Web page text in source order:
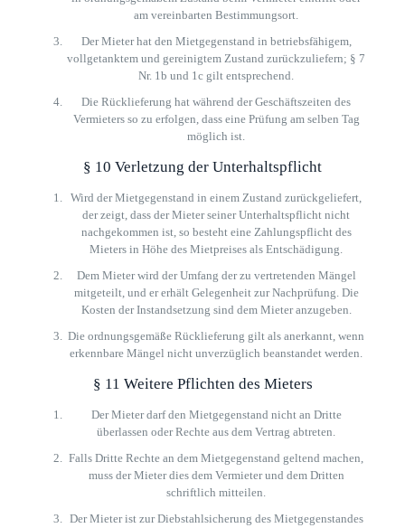
am vereinbarten Bestimmungsort.
Der Mieter hat den Mietgegenstand in betriebsfähigem,
vollgetanktem und gereinigtem Zustand zurückzuliefern; § 7
Nr. 1b und 1c gilt entsprechend.
Die Rücklieferung hat während der Geschäftszeiten des
Vermieters so zu erfolgen, dass eine Prüfung am selben Tag
möglich ist.
§ 10 Verletzung der Unterhaltspflicht
Wird der Mietgegenstand in einem Zustand zurückgeliefert,
der zeigt, dass der Mieter seiner Unterhaltspflicht nicht
nachgekommen ist, so besteht eine Zahlungspflicht des
Mieters in Höhe des Mietpreises als Entschädigung.
Dem Mieter wird der Umfang der zu vertretenden Mängel
mitgeteilt, und er erhält Gelegenheit zur Nachprüfung. Die
Kosten der Instandsetzung sind dem Mieter anzugeben.
Die ordnungsgemäße Rücklieferung gilt als anerkannt, wenn
erkennbare Mängel nicht unverzüglich beanstandet werden.
§ 11 Weitere Pflichten des Mieters
Der Mieter darf den Mietgegenstand nicht an Dritte
überlassen oder Rechte aus dem Vertrag abtreten.
Falls Dritte Rechte an dem Mietgegenstand geltend machen,
muss der Mieter dies dem Vermieter und dem Dritten
schriftlich mitteilen.
Der Mieter ist zur Diebstahlsicherung des Mietgegenstandes